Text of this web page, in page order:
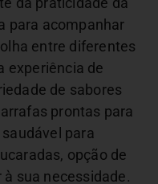
para acompanhar
entre diferentes
experiência de
de sabores
prontas para
para
opção de
sua necessidade.